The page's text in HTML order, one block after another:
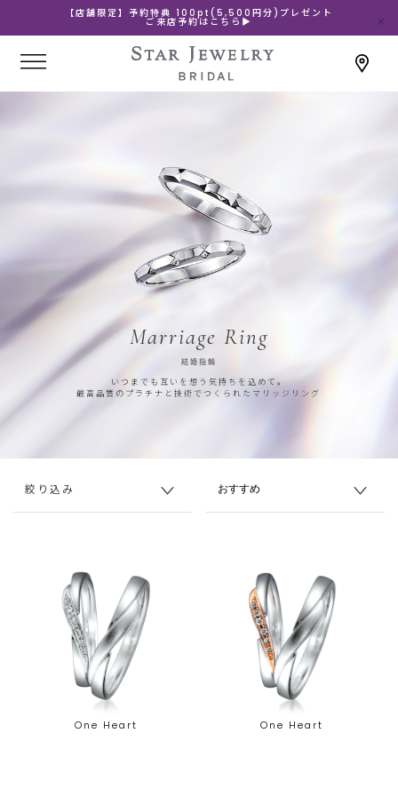
【店舗限定】予約特典 100pt(5,500円分)プレゼント
ご来店予約はこちら▶
Marriage Ring
結婚指輪
いつまでも互いを想う気持ちを込めて。
最高品質のプラチナと技術でつくられたマリッジリング
絞り込み
One Heart One Heart